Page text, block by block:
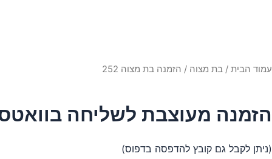
עמוד הבית / בת מצוה / הזמנה בת מצוה 252
הזמנה מעוצבת לשליחה
(ניתן לקבל גם קובץ להדפסה בדפוס)